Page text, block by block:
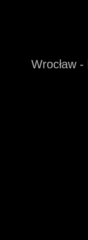
Wrocław